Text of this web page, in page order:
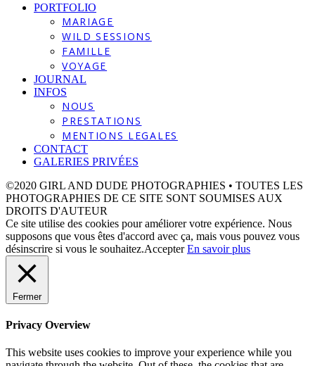
PORTFOLIO
MARIAGE
WILD SESSIONS
FAMILLE
VOYAGE
JOURNAL
INFOS
NOUS
PRESTATIONS
MENTIONS LEGALES
CONTACT
GALERIES PRIVÉES
©2020 GIRL AND DUDE PHOTOGRAPHIES • TOUTES LES
PHOTOGRAPHIES DE CE SITE SONT SOUMISES AUX
DROITS D'AUTEUR
Ce site utilise des cookies pour améliorer votre expérience. Nous
supposons que vous êtes d'accord avec ça, mais vous pouvez vous
désinscrire si vous le souhaitez.Accepter En savoir plus
Fermer
Privacy Overview
This website uses cookies to improve your experience while you